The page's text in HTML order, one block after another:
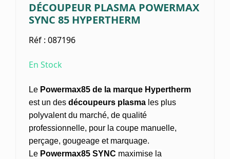
DÉCOUPEUR PLASMA POWERMAX
SYNC 85 HYPERTHERM
Réf : 087196
En Stock
Le Powermax85 de la marque Hypertherm
est un des découpeurs plasma les plus
polyvalent du marché, de qualité
professionnelle, pour la coupe manuelle,
perçage, gougeage et marquage.
Le Powermax85 SYNC maximise la